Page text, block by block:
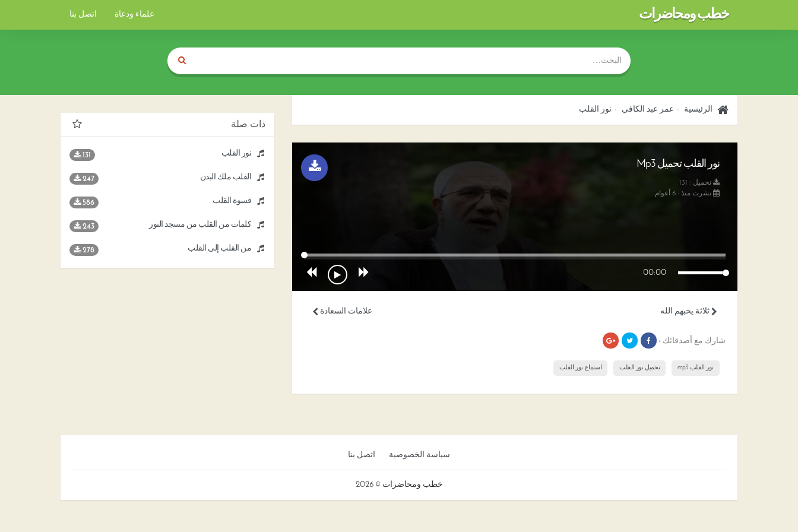
خطب ومحاضرات علماء ودعاة اتصل بنا
الرئيسية عمر عبد الكافي نور القلب
نور القلب تحميل Mp3
تحميل : 131
نشرت منذ : 6 أعوام
00:00
علامات السعادة ثلاثة يحبهم الله
شارك مع أصدقائك ›
نور القلب mp3 تحميل نور القلب استماع نور القلب
ذات صلة
نور القلب 131
القلب ملك البدن 247
قسوة القلب 586
كلمات من القلب من مسجد النور 243
من القلب إلى القلب 278
سياسة الخصوصية اتصل بنا
خطب ومحاضرات © 2026